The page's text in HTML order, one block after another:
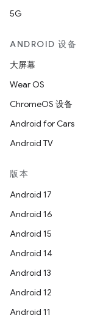
5G
ANDROID 设备
大屏幕
Wear OS
ChromeOS 设备
Android for Cars
Android TV
版本
Android 17
Android 16
Android 15
Android 14
Android 13
Android 12
Android 11